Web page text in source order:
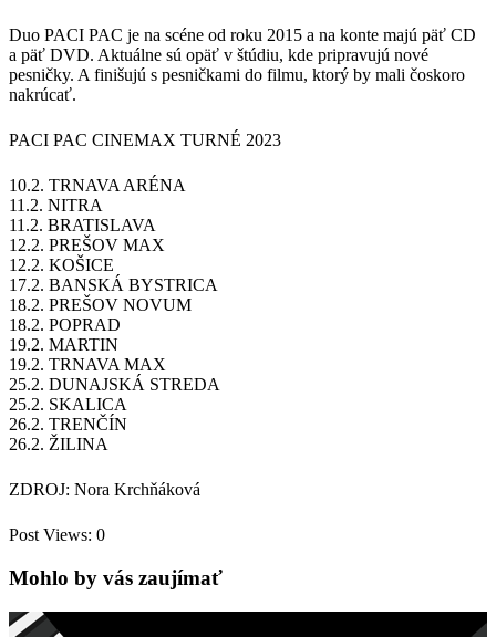
Duo PACI PAC je na scéne od roku 2015 a na konte majú päť CD
a päť DVD. Aktuálne sú opäť v štúdiu, kde pripravujú nové
pesničky. A finišujú s pesničkami do filmu, ktorý by mali čoskoro
nakrúcať.
PACI PAC CINEMAX TURNÉ 2023
10.2. TRNAVA ARÉNA
11.2. NITRA
11.2. BRATISLAVA
12.2. PREŠOV MAX
12.2. KOŠICE
17.2. BANSKÁ BYSTRICA
18.2. PREŠOV NOVUM
18.2. POPRAD
19.2. MARTIN
19.2. TRNAVA MAX
25.2. DUNAJSKÁ STREDA
25.2. SKALICA
26.2. TRENČÍN
26.2. ŽILINA
ZDROJ: Nora Krchňáková
Post Views: 0
Mohlo by vás zaujímať